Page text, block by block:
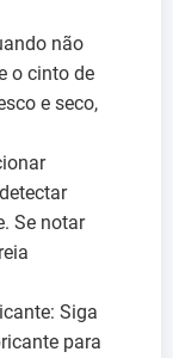
não
o cinto de
e seco,
Se notar
Siga
para